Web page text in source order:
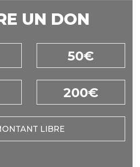
UN DON
50€
200€
LIBRE